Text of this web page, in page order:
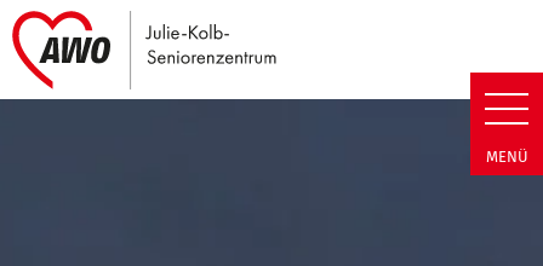
Julie-Kolb-Seniorenzentrum |
MENÜ